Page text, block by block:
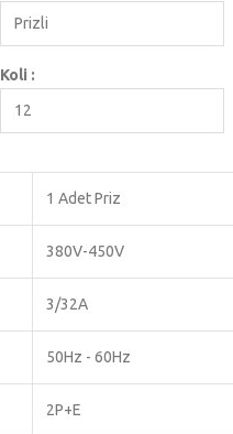
Prizli
Koli :
12
1 Adet Priz
380V-450V
3/32A
50Hz - 60Hz
2P+E